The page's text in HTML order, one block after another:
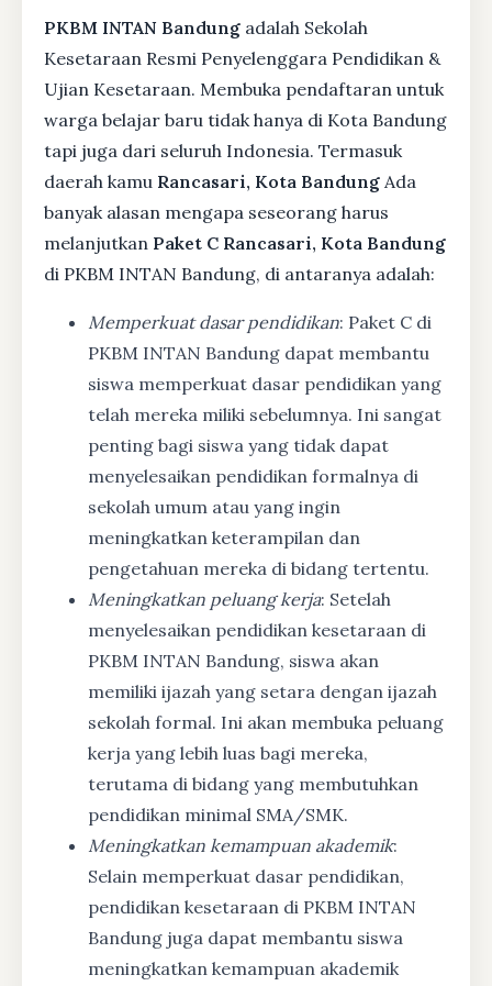
PKBM INTAN Bandung adalah Sekolah
Kesetaraan Resmi Penyelenggara Pendidikan &
Ujian Kesetaraan. Membuka pendaftaran untuk
warga belajar baru tidak hanya di Kota Bandung
tapi juga dari seluruh Indonesia. Termasuk
daerah kamu Rancasari, Kota Bandung Ada
banyak alasan mengapa seseorang harus
melanjutkan Paket C Rancasari, Kota Bandung
di PKBM INTAN Bandung, di antaranya adalah:
Memperkuat dasar pendidikan: Paket C di
PKBM INTAN Bandung dapat membantu
siswa memperkuat dasar pendidikan yang
telah mereka miliki sebelumnya. Ini sangat
penting bagi siswa yang tidak dapat
menyelesaikan pendidikan formalnya di
sekolah umum atau yang ingin
meningkatkan keterampilan dan
pengetahuan mereka di bidang tertentu.
Meningkatkan peluang kerja: Setelah
menyelesaikan pendidikan kesetaraan di
PKBM INTAN Bandung, siswa akan
memiliki ijazah yang setara dengan ijazah
sekolah formal. Ini akan membuka peluang
kerja yang lebih luas bagi mereka,
terutama di bidang yang membutuhkan
pendidikan minimal SMA/SMK.
Meningkatkan kemampuan akademik:
Selain memperkuat dasar pendidikan,
pendidikan kesetaraan di PKBM INTAN
Bandung juga dapat membantu siswa
meningkatkan kemampuan akademik